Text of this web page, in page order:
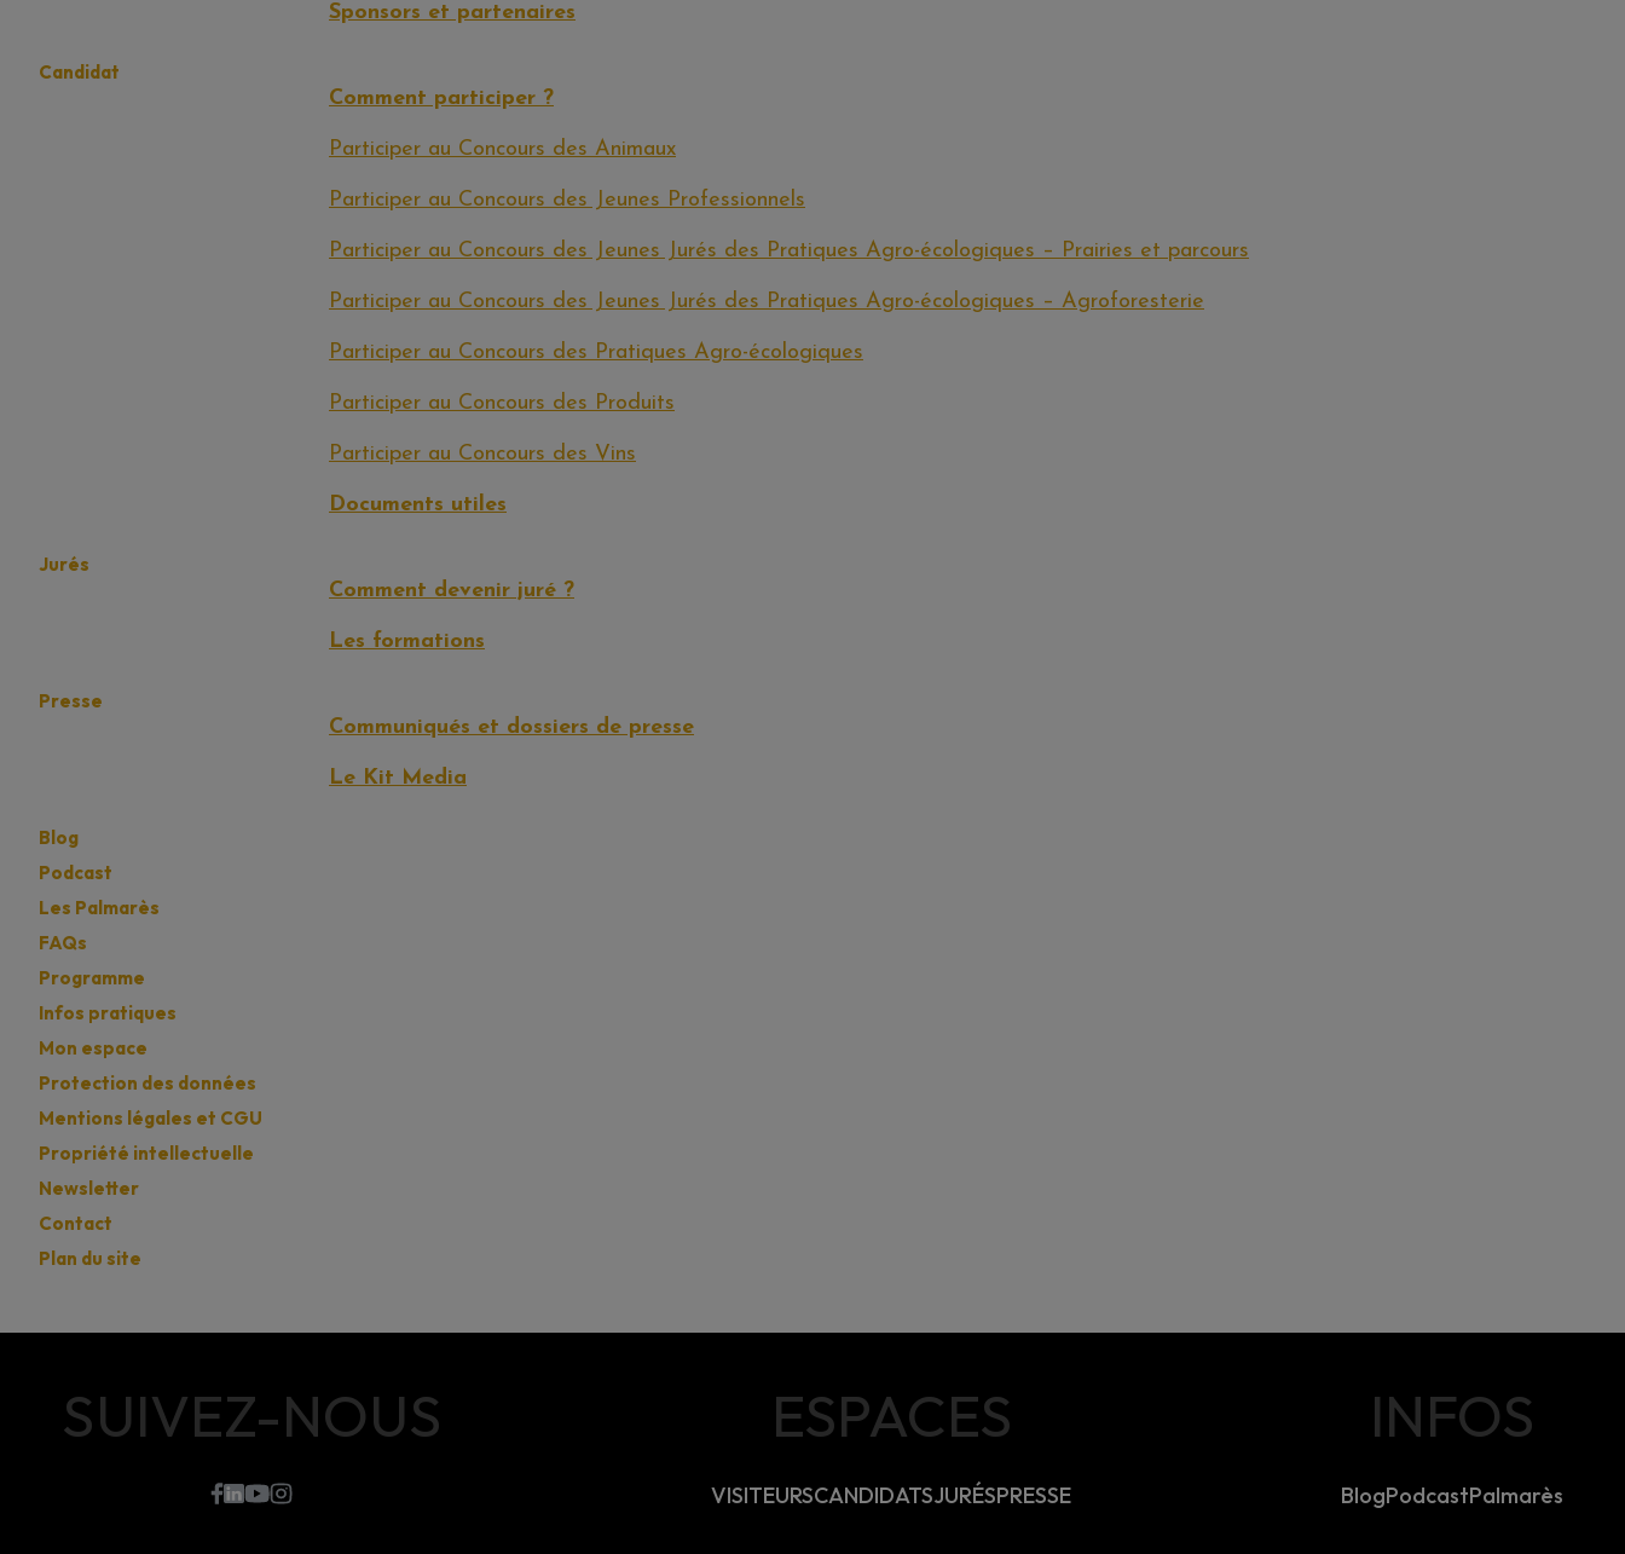
Sponsors et partenaires
Candidat
Comment participer ?
Participer au Concours des Animaux
Participer au Concours des Jeunes Professionnels
Participer au Concours des Jeunes Jurés des Pratiques Agro-écologiques – Prairies et parcours
Participer au Concours des Jeunes Jurés des Pratiques Agro-écologiques – Agroforesterie
Participer au Concours des Pratiques Agro-écologiques
Participer au Concours des Produits
Participer au Concours des Vins
Documents utiles
Jurés
Comment devenir juré ?
Les formations
Presse
Communiqués et dossiers de presse
Le Kit Media
Blog
Podcast
Les Palmarès
FAQs
Programme
Infos pratiques
Mon espace
Protection des données
Mentions légales et CGU
Propriété intellectuelle
Newsletter
Contact
Plan du site
SUIVEZ-NOUS ESPACES
VISITEURSCANDIDATSJURÉSPRESSE
INFOS
BlogPodcastPalmarès